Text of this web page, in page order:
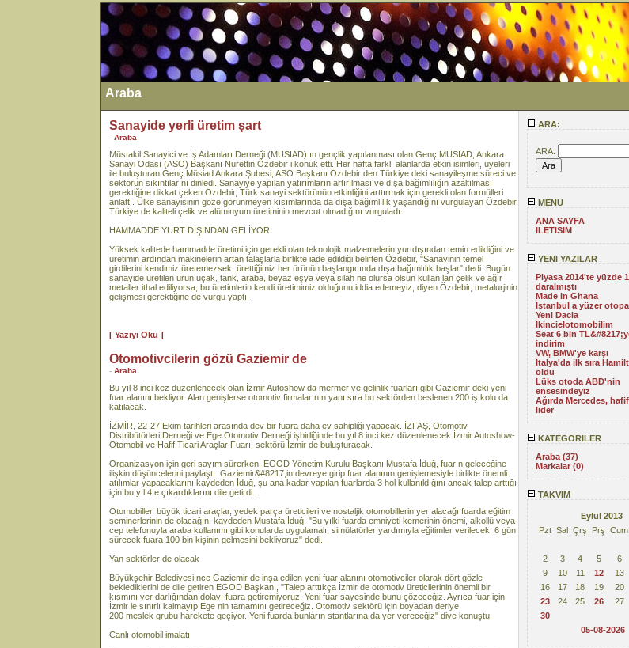
Araba
ARA:
ARA:
MENU
ANA SAYFA
ILETISIM
YENI YAZILAR
Piyasa 2014'te yüzde
daralmıştı
Made in Ghana
İstanbul a yüzer
Yeni Dacia
İkincielotomobilim
Seat 6 bin
indirim
VW, BMW'ye karşı
İtalya'da ilk sıra
oldu
Lüks otoda ABD'nin
ensesindeyiz
Ağırda Mercedes,
lider
KATEGORILER
Araba (37)
Markalar (0)
TAKVIM
Eylül 2013
Pzt Sal Çrş Prş Cum
2
3 4 5 6
9
10 11 12 13
16
17 18 19 20
23
24 25 26 27
30
05-08-2026
Sanayide yerli üretim şart
- Araba
Müstakil Sanayici ve İş Adamları Derneği (MÜSİAD) ın gençlik yapılanması olan Genç MÜSİAD, Ankara
Sanayi Odası (ASO) Başkanı Nurettin Özdebir i konuk etti. Her hafta farklı alanlarda etkin isimleri, üyeleri
ile buluşturan Genç Müsiad Ankara Şubesi, ASO Başkanı Özdebir den Türkiye deki sanayileşme süreci ve
sektörün sıkıntılarını dinledi. Sanayiye yapılan yatırımların artırılması ve dışa bağımlılığın azaltılması
gerektiğine dikkat çeken Özdebir, Türk sanayi sektörünün etkinliğini arttırmak için gerekli olan formülleri
anlattı. Ülke sanayisinin göze görünmeyen kısımlarında da dışa bağımlılık yaşandığını vurgulayan Özdebir,
Türkiye de kaliteli çelik ve alüminyum üretiminin mevcut olmadığını vurguladı.
HAMMADDE YURT DIŞINDAN GELİYOR
Yüksek kalitede hammadde üretimi için gerekli olan teknolojik malzemelerin yurtdışından temin edildiğini ve
üretimin ardından makinelerin artan talaşlarla birlikte iade edildiği belirten Özdebir, "Sanayinin temel
girdilerini kendimiz üretemezsek, ürettiğimiz her ürünün başlangıcında dışa bağımlılık başlar" dedi. Bugün
sanayide üretilen ürün uçak, tank, araba, beyaz eşya veya silah ne olursa olsun kullanılan çelik ve ağır
metaller ithal ediliyorsa, bu üretimlerin kendi üretimimiz olduğunu iddia edemeyiz, diyen Özdebir, metalurjinin
gelişmesi gerektiğine de vurgu yaptı.
[ Yazıyı Oku ]
Otomotivcilerin gözü Gaziemir de
- Araba
Bu yıl 8 inci kez düzenlenecek olan İzmir Autoshow da mermer ve gelinlik fuarları gibi Gaziemir deki yeni
fuar alanını bekliyor. Alan genişlerse otomotiv firmalarının yanı sıra bu sektörden beslenen 200 iş kolu da
katılacak.
İZMİR, 22-27 Ekim tarihleri arasında dev bir fuara daha ev sahipliği yapacak. İZFAŞ, Otomotiv
Distribütörleri Derneği ve Ege Otomotiv Derneği işbirliğinde bu yıl 8 inci kez düzenlenecek İzmir Autoshow-
Otomobil ve Hafif Ticari Araçlar Fuarı, sektörü İzmir de buluşturacak.
Organizasyon için geri sayım sürerken, EGOD Yönetim Kurulu Başkanı Mustafa İduğ, fuarın geleceğine
ilişkin düşüncelerini paylaştı. Gaziemir&#8217;in devreye girip fuar alanının genişlemesiyle birlikte önemli
atılımlar yapacaklarını kaydeden İduğ, şu ana kadar yapılan fuarlarda 3 hol kullanıldığını ancak talep arttığı
için bu yıl 4 e çıkardıklarını dile getirdi.
Otomobiller, büyük ticari araçlar, yedek parça üreticileri ve nostaljik otomobillerin yer alacağı fuarda eğitim
seminerlerinin de olacağını kaydeden Mustafa İduğ, "Bu yılki fuarda emniyeti kemerinin önemi, alkollü veya
cep telefonuyla araba kullanımı gibi konularda uygulamalı, simülatörler yardımıyla eğitimler verilecek. 6 gün
sürecek fuara 100 bin kişinin gelmesini bekliyoruz" dedi.
Yan sektörler de olacak
Büyükşehir Belediyesi nce Gaziemir de inşa edilen yeni fuar alanını otomotivciler olarak dört gözle
beklediklerini de dile getiren EGOD Başkanı, "Talep arttıkça İzmir de otomotiv üreticilerinin önemli bir
kısmını yer darlığından dolayı fuara getiremiyoruz. Yeni fuar sayesinde bunu çözeceğiz. Ayrıca fuar için
İzmir le sınırlı kalmayıp Ege nin tamamını getireceğiz. Otomotiv sektörü için boyadan deriye
200 meslek grubu harekete geçiyor. Yeni fuarda bunların stantlarına da yer vereceğiz" diye konuştu.
Canlı otomobil imalatı